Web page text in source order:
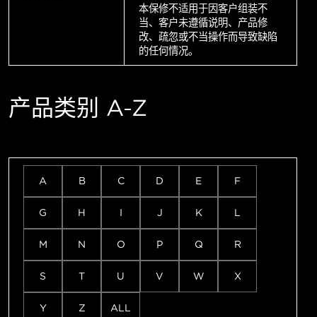
本保修不适用于因客户组装不
当、客户未遵循说明、产品修
改、疏忽或不当操作而导致缺陷
的任何情况。
产品类别 A-Z
A B C D E F
G H I J K L
M N O P Q R
S T U V W X
Y Z ALL